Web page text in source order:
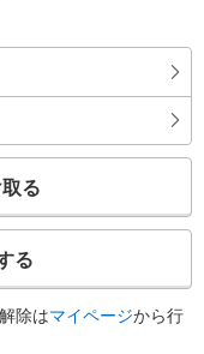
る
る
除はマイページから行